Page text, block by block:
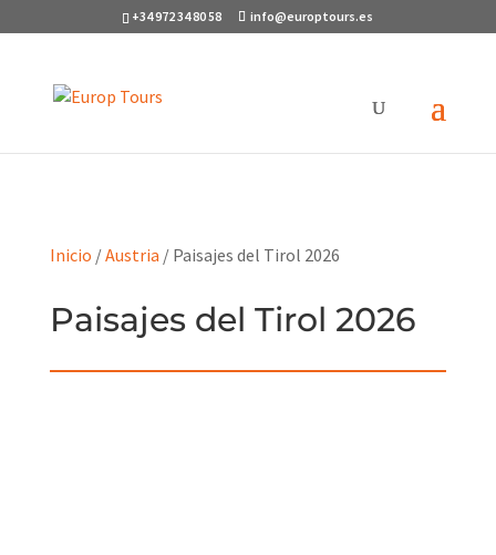
+34 972 34 80 58 info@europtours.es
Inicio /Austria / Paisajes del Tirol 2026
Paisajes del Tirol 2026